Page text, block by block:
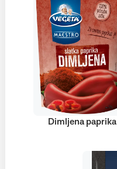
Dimljena paprika